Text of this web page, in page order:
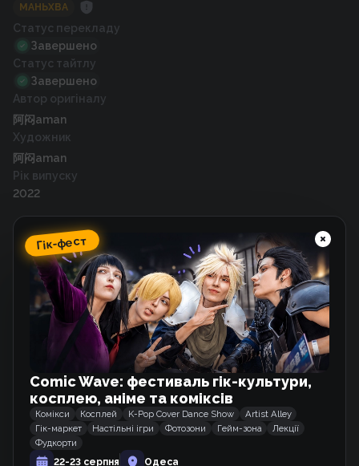
МАНЬХВА
Статус перекладу
Завершено
Статус тайтлу
Завершено
Автор оригіналу
阿闷aman
Художник
阿闷aman
Рік випуску
2022
Схожі тайтли
Оповідки про Тварин та Людей
Маньхва
Що під ліжком?
Маньхва
Гік-фест
Comic Wave: фестиваль гік-культури,
косплею, аніме та коміксів
Комікси Косплей K-Pop Cover Dance Show
Artist Alley
Гік-маркет
Настільні ігри Фотозони Гейм-зона
Лекції
Фудкорти
22-23 серпня
Одеса